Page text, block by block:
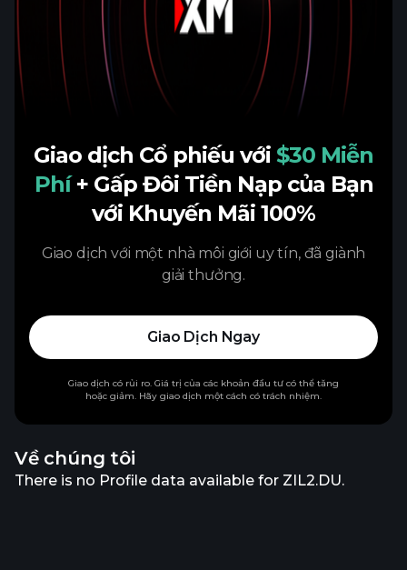
Về chúng tôi
There is no Profile data available for ZIL2.DU.
Giao dịch Cổ phiếu với $30 Miễn
Phí + Gấp Đôi Tiền Nạp của Bạn
với Khuyến Mãi 100%
Giao dịch với một nhà môi giới uy tín, đã giành
giải thưởng.
Giao Dịch Ngay
Giao dịch có rủi ro. Giá trị của các khoản đầu tư có thể tăng
hoặc giảm. Hãy giao dịch một cách có trách nhiệm.